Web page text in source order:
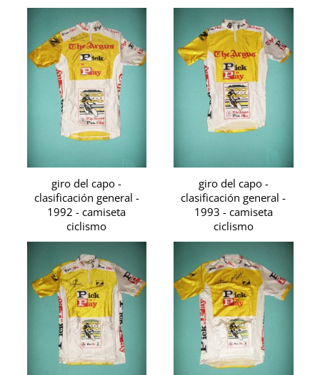
giro del capo -
clasificación general -
1992 - camiseta
ciclismo
giro del capo -
clasificación general -
1993 - camiseta
ciclismo